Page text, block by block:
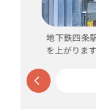
地下鉄四条
を上がります